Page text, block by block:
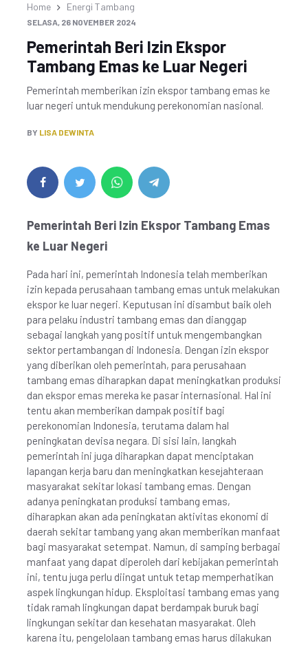
Home Energi Tambang
SELASA, 26 NOVEMBER 2024
Pemerintah Beri Izin Ekspor
Tambang Emas ke Luar Negeri
Pemerintah memberikan izin ekspor tambang emas ke
luar negeri untuk mendukung perekonomian nasional.
BY LISA DEWINTA
Pemerintah Beri Izin Ekspor Tambang Emas
ke Luar Negeri
Pada hari ini, pemerintah Indonesia telah memberikan
izin kepada perusahaan tambang emas untuk melakukan
ekspor ke luar negeri. Keputusan ini disambut baik oleh
para pelaku industri tambang emas dan dianggap
sebagai langkah yang positif untuk mengembangkan
sektor pertambangan di Indonesia. Dengan izin ekspor
yang diberikan oleh pemerintah, para perusahaan
tambang emas diharapkan dapat meningkatkan produksi
dan ekspor emas mereka ke pasar internasional. Hal ini
tentu akan memberikan dampak positif bagi
perekonomian Indonesia, terutama dalam hal
peningkatan devisa negara. Di sisi lain, langkah
pemerintah ini juga diharapkan dapat menciptakan
lapangan kerja baru dan meningkatkan kesejahteraan
masyarakat sekitar lokasi tambang emas. Dengan
adanya peningkatan produksi tambang emas,
diharapkan akan ada peningkatan aktivitas ekonomi di
daerah sekitar tambang yang akan memberikan manfaat
bagi masyarakat setempat. Namun, di samping berbagai
manfaat yang dapat diperoleh dari kebijakan pemerintah
ini, tentu juga perlu diingat untuk tetap memperhatikan
aspek lingkungan hidup. Eksploitasi tambang emas yang
tidak ramah lingkungan dapat berdampak buruk bagi
lingkungan sekitar dan kesehatan masyarakat. Oleh
karena itu, pengelolaan tambang emas harus dilakukan